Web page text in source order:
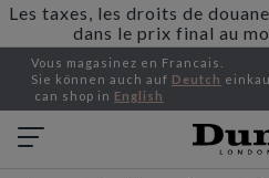
Les taxes, les droits de
dans le prix final au
Vous magasinez en Francais.
Sie können auch auf Deutch
can shop in English